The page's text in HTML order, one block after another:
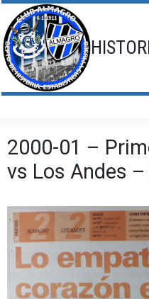
Saltar
al
contenido
2000-01 –
vs Los Andes